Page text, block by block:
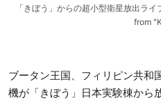
「きぼう」からの超小型衛星放出ラ
from
ブータン王国、フィリピン共和
機が「きぼう」日本実験棟から